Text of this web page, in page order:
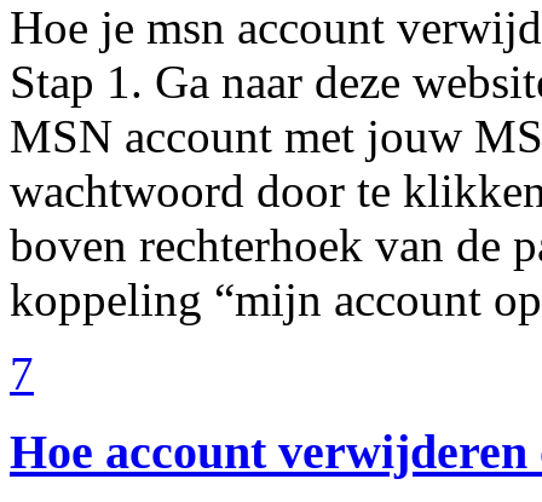
Hoe je msn account
Stap 1. Ga naar deze
MSN account met jouw
wachtwoord door te
boven rechterhoek van de
koppeling “mijn account
7
Hoe account verwijderen